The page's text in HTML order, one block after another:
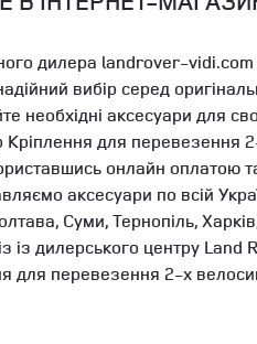
дилера landrover-
вибір серед
необхідні аксесуари для
Кріплення для перевезення
онлайн оплатою
аксесуари по всій
Суми, Тернопіль,
із дилерського центру
для перевезення 2-х